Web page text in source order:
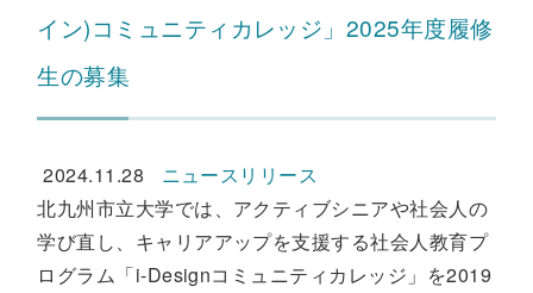
イン)コミュニティカレッジ」2025年度履修
生の募集
2024.11.28
ニュースリリース
北九州市立大学では、アクティブシニアや社会人の
学び直し、キャリアアップを支援する社会人教育プ
ログラム「i-Designコミュニティカレッジ」を2019